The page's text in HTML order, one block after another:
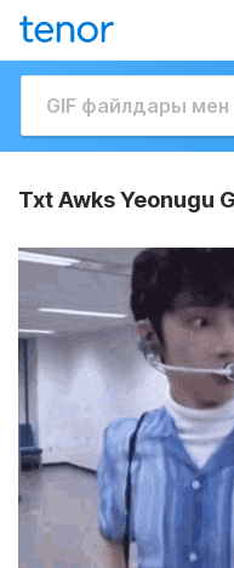
Txt Awks Yeonugu